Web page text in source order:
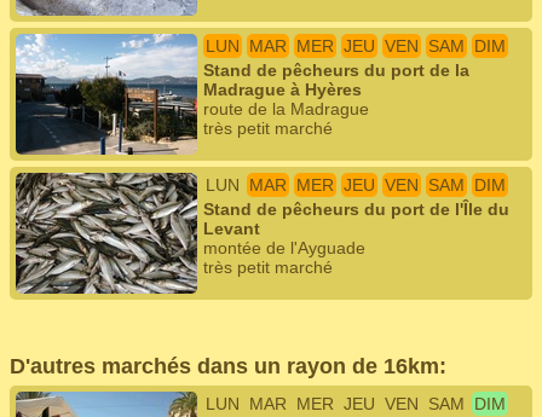
LUN MAR MER JEU VEN SAM
DIM
Stand de pêcheurs du port de la
Madrague à Hyères
route de la Madrague
très petit marché
LUN MAR MER JEU VEN SAM
DIM
Stand de pêcheurs du port de l'Île du
Levant
montée de l'Ayguade
très petit marché
D'autres marchés dans un rayon de 16km:
LUN MAR MER JEU VEN SAM
DIM